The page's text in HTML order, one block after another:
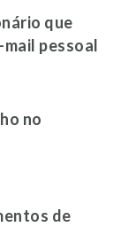
que
pessoal
no
de